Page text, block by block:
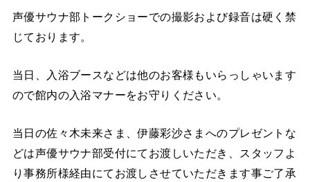
声優サウナ部トークショーでの撮影および録音は硬く禁
じております。
当日、入浴ブースなどは他のお客様もいらっしゃいます
ので館内の入浴マナーをお守りください。
当日の佐々木未来さま、伊藤彩沙さまへのプレゼントな
どは声優サウナ部受付にてお渡しいただき、スタッフよ
り事務所様経由にてお渡しさせていただきます事ご了承